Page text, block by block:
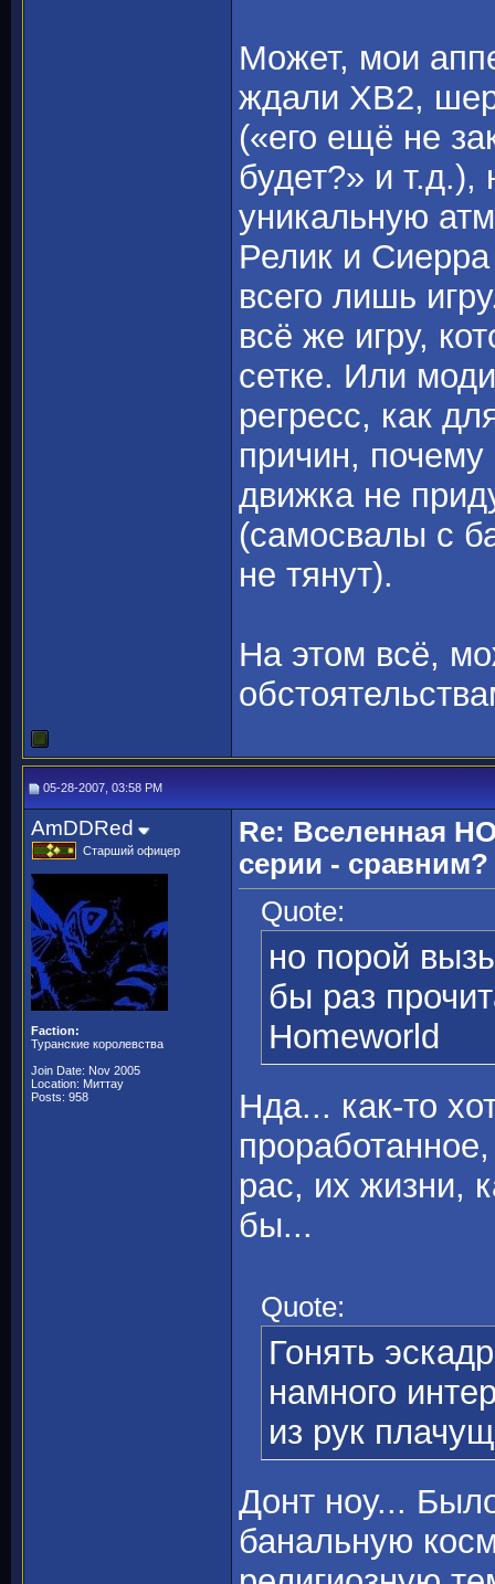
Может, мои
ждали ХВ2,
(«его ещё не
будет?» и т.д.),
уникальную
Релик и
всего лишь
всё же игру,
сетке. Или
регресс, как
причин,
движка не
(самосвалы с
не тянут).
На этом всё,
05-28-2007, 03:58 PM
AmDDRed
Старший офицер
Faction:
Туранские королевства
Join Date: Nov 2005
Location: Миттау
Posts: 958
Re: Вселенная
серии - сравним?
Quote:
но порой
бы раз
Homeworld
Нда... как-то
рас, их жизни,
бы...
Quote:
Гонять
намного
из рук
Донт ноу...
банальную